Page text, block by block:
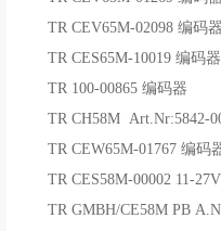
TR CEV65M-02098 编码
TR CES65M-10019 编码器
TR 100-00865 编码器
TR CH58M Art.Nr:5842-
TR CEW65M-01767 编码
TR CES58M-00002 11-
TR GMBH/CE58M PB